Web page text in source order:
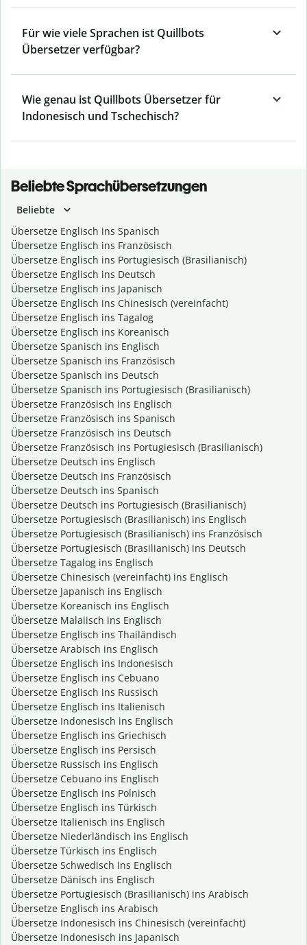
Für wie viele Sprachen ist Quillbots
Übersetzer verfügbar?
Wie genau ist Quillbots Übersetzer für
Indonesisch und Tschechisch?
Beliebte Sprachübersetzungen
Beliebte
Übersetze Englisch ins Spanisch
Übersetze Englisch ins Französisch
Übersetze Englisch ins Portugiesisch (Brasilianisch)
Übersetze Englisch ins Deutsch
Übersetze Englisch ins Japanisch
Übersetze Englisch ins Chinesisch (vereinfacht)
Übersetze Englisch ins Tagalog
Übersetze Englisch ins Koreanisch
Übersetze Spanisch ins Englisch
Übersetze Spanisch ins Französisch
Übersetze Spanisch ins Deutsch
Übersetze Spanisch ins Portugiesisch (Brasilianisch)
Übersetze Französisch ins Englisch
Übersetze Französisch ins Spanisch
Übersetze Französisch ins Deutsch
Übersetze Französisch ins Portugiesisch (Brasilianisch)
Übersetze Deutsch ins Englisch
Übersetze Deutsch ins Französisch
Übersetze Deutsch ins Spanisch
Übersetze Deutsch ins Portugiesisch (Brasilianisch)
Übersetze Portugiesisch (Brasilianisch) ins Englisch
Übersetze Portugiesisch (Brasilianisch) ins Französisch
Übersetze Portugiesisch (Brasilianisch) ins Deutsch
Übersetze Tagalog ins Englisch
Übersetze Chinesisch (vereinfacht) ins Englisch
Übersetze Japanisch ins Englisch
Übersetze Koreanisch ins Englisch
Übersetze Malaiisch ins Englisch
Übersetze Englisch ins Thailändisch
Übersetze Arabisch ins Englisch
Übersetze Englisch ins Indonesisch
Übersetze Englisch ins Cebuano
Übersetze Englisch ins Russisch
Übersetze Englisch ins Italienisch
Übersetze Indonesisch ins Englisch
Übersetze Englisch ins Griechisch
Übersetze Englisch ins Persisch
Übersetze Russisch ins Englisch
Übersetze Cebuano ins Englisch
Übersetze Englisch ins Polnisch
Übersetze Englisch ins Türkisch
Übersetze Italienisch ins Englisch
Übersetze Niederländisch ins Englisch
Übersetze Türkisch ins Englisch
Übersetze Schwedisch ins Englisch
Übersetze Dänisch ins Englisch
Übersetze Portugiesisch (Brasilianisch) ins Arabisch
Übersetze Englisch ins Arabisch
Übersetze Indonesisch ins Chinesisch (vereinfacht)
Übersetze Indonesisch ins Japanisch